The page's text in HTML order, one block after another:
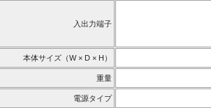
入出力端子
本体サイズ（W × D × H）
重量
電源タイプ